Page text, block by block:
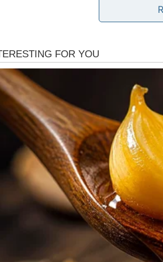
Jednim klikom